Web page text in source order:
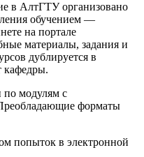
в АлтГТУ организовано
обучением —
на портале
материалы, задания и
дублируется в
кафедры.
по модулям с
форматы
попыток в электронной